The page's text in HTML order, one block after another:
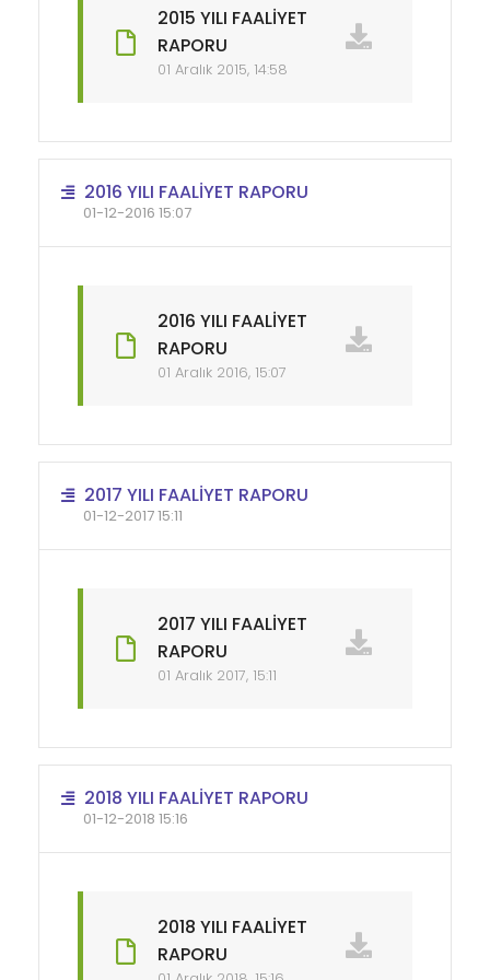
2015 YILI FAALİYET
RAPORU
01 Aralık 2015, 14:58
2016 YILI FAALİYET RAPORU
01-12-2016 15:07
2016 YILI FAALİYET
RAPORU
01 Aralık 2016, 15:07
2017 YILI FAALİYET RAPORU
01-12-2017 15:11
2017 YILI FAALİYET
RAPORU
01 Aralık 2017, 15:11
2018 YILI FAALİYET RAPORU
01-12-2018 15:16
2018 YILI FAALİYET
RAPORU